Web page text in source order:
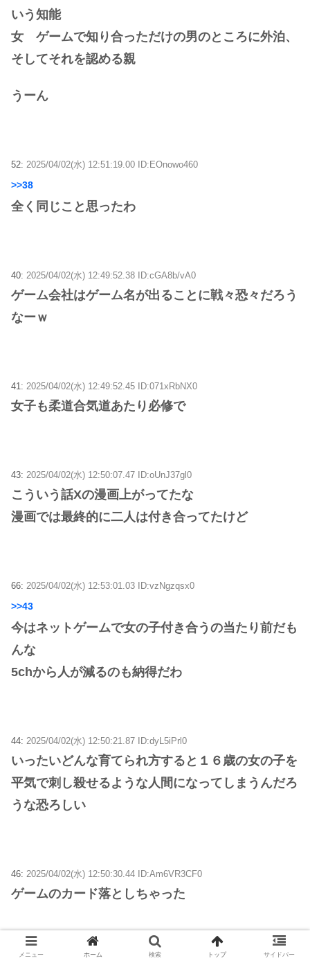
いう知能
女 ゲームで知り合っただけの男のところに外泊、
そしてそれを認める親
うーん
52: 2025/04/02(水) 12:51:19.00 ID:EOnowo460
>>38
全く同じこと思ったわ
40: 2025/04/02(水) 12:49:52.38 ID:cGA8b/vA0
ゲーム会社はゲーム名が出ることに戦々恐々だろう
なーｗ
41: 2025/04/02(水) 12:49:52.45 ID:071xRbNX0
女子も柔道合気道あたり必修で
43: 2025/04/02(水) 12:50:07.47 ID:oUnJ37gl0
こういう話Xの漫画上がってたな
漫画では最終的に二人は付き合ってたけど
66: 2025/04/02(水) 12:53:01.03 ID:vzNgzqsx0
>>43
今はネットゲームで女の子付き合うの当たり前だも
んな
5chから人が減るのも納得だわ
44: 2025/04/02(水) 12:50:21.87 ID:dyL5iPrl0
いったいどんな育てられ方すると１６歳の女の子を
平気で刺し殺せるような人間になってしまうんだろ
うな恐ろしい
46: 2025/04/02(水) 12:50:30.44 ID:Am6VR3CF0
ゲームのカード落としちゃった
メニュー ホーム 検索 トップ サイドバー